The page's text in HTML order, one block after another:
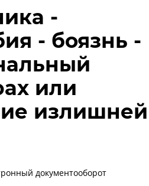
-
- боязнь -
или
излишней
документооборот